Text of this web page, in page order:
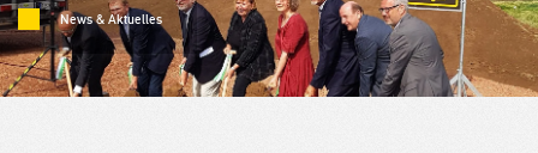
News & Aktuelles